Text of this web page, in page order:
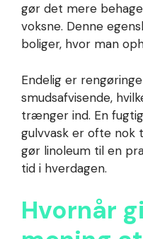
gør det mere
voksne. Denne
boliger, hvor man
Endelig er
smudsafvisende,
trænger ind. En
gulvvask er ofte nok
gør linoleum til en
tid i hverdagen.
Hvornår